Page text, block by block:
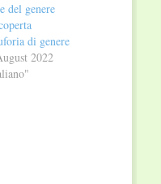
del genere
di genere
2022